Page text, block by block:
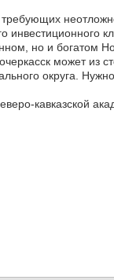
но и богатом
может из
округа. Нужно
кавказской